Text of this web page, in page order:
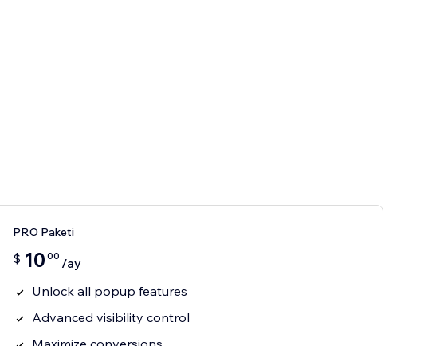
PRO Paketi
$ 10 00 /ay
Unlock all popup features
Advanced visibility control